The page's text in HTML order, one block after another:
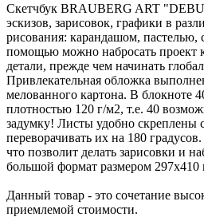
Скетчбук BRAUBERG ART
эскизов, зарисовок, графики в
рисования: карандашом, пастелью,
помощью можно набросать проект
детали, прежде чем начинать
Привлекательная обложка
мелованного картона. В блокноте
плотностью 120 г/м2, т.е. 40
задумку! Листы удобно скреплены
переворачивать их на 180
что позволит делать зарисовки и
большой формат размером 297х410
Данный товар - это сочетание
приемлемой стоимости.